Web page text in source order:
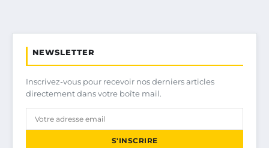
NEWSLETTER
Inscrivez-vous pour recevoir nos derniers articles
directement dans votre boîte mail.
S'INSCRIRE